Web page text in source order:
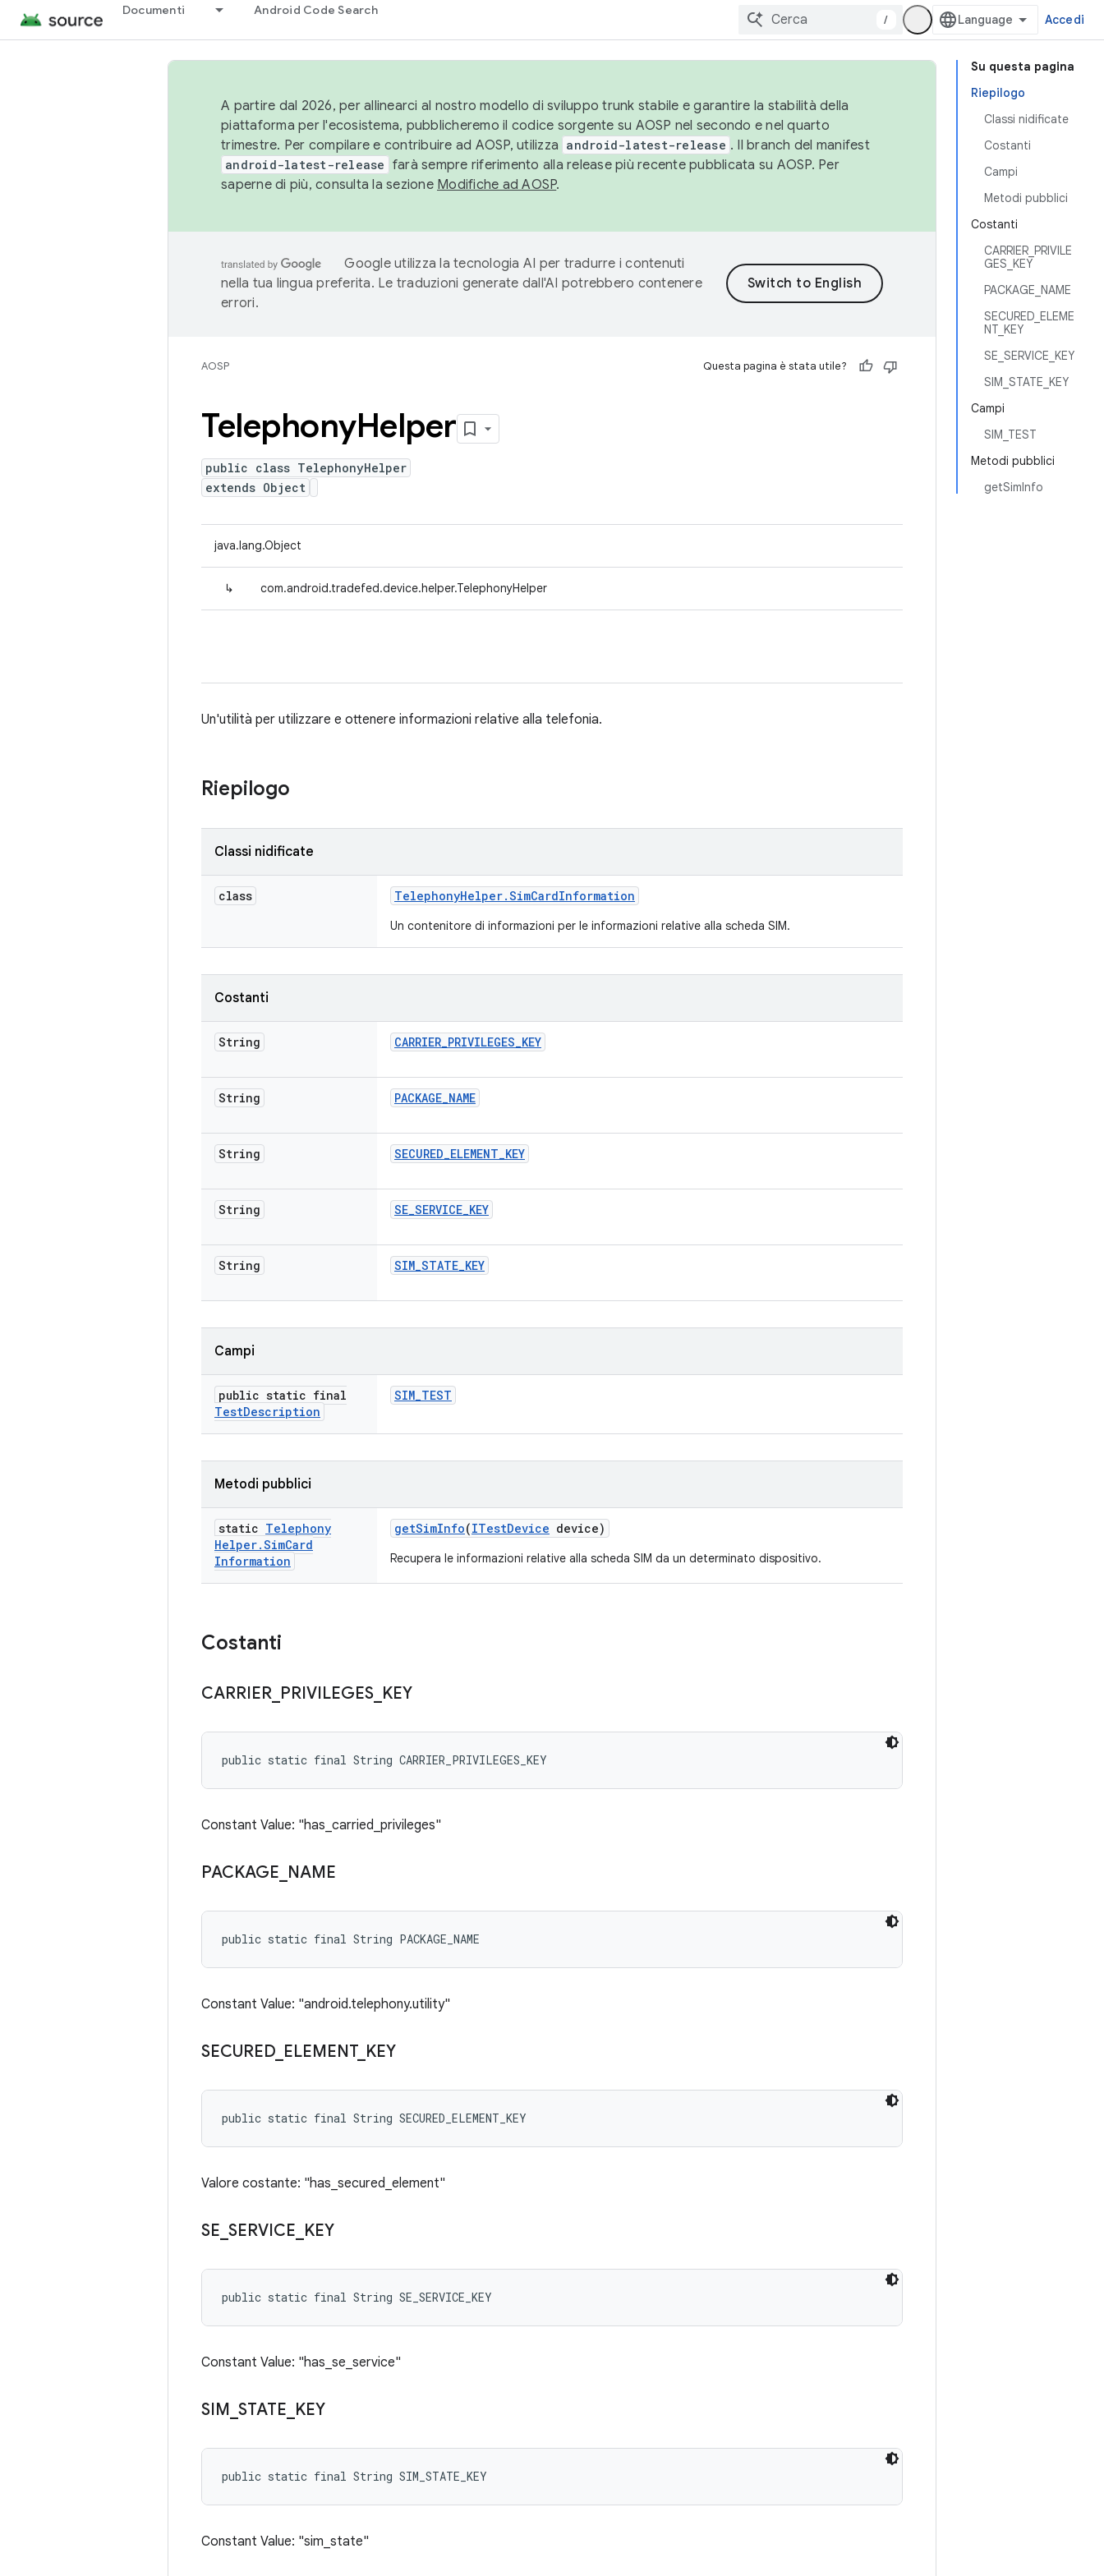
Documenti Android Code Search
/ Accedi
Su questa pagina
Riepilogo
Classi nidificate
Costanti
Campi
Metodi pubblici
Costanti
CARRIER_PRIVILE
GES_KEY
PACKAGE_NAME
SECURED_ELEME
NT_KEY
SE_SERVICE_KEY
SIM_STATE_KEY
Campi
SIM_TEST
Metodi pubblici
getSimInfo
A partire dal 2026, per allinearci al nostro modello di sviluppo trunk stabile e garantire la stabilità della
piattaforma per l'ecosistema, pubblicheremo il codice sorgente su AOSP nel secondo e nel quarto
trimestre. Per compilare e contribuire ad AOSP, utilizza android-latest-release . Il branch del manifest
android-latest-release farà sempre riferimento alla release più recente pubblicata su AOSP. Per
saperne di più, consulta la sezione Modifiche ad AOSP.
Google utilizza la tecnologia AI per tradurre i contenuti
nella tua lingua preferita. Le traduzioni generate dall'AI potrebbero contenere
errori.
AOSP Questa pagina è stata utile?
TelephonyHelper
public class TelephonyHelper
extends Object
java.lang.Object
↳ com.android.tradefed.device.helper.TelephonyHelper
Un'utilità per utilizzare e ottenere informazioni relative alla telefonia.
Riepilogo
Classi nidificate
class TelephonyHelper.SimCardInformation
Un contenitore di informazioni per le informazioni relative alla scheda SIM.
Costanti
String CARRIER_PRIVILEGES_KEY
String PACKAGE_NAME
String SECURED_ELEMENT_KEY
String SE_SERVICE_KEY
String SIM_STATE_KEY
Campi
public static final
TestDescription
SIM_TEST
Metodi pubblici
static Telephony
Helper.SimCard
Information
getSimInfo(ITestDevice device)
Recupera le informazioni relative alla scheda SIM da un determinato dispositivo.
Costanti
CARRIER PRIVILEGES KEY
public static final String CARRIER_PRIVILEGES_KEY
Constant Value: "has_carried_privileges"
PACKAGE NAME
public static final String PACKAGE_NAME
Constant Value: "android.telephony.utility"
SECURED ELEMENT_ KEY
public static final String SECURED_ELEMENT_KEY
Valore costante: "has_secured_element"
SE SERVICE KEY
public static final String SE_SERVICE_KEY
Constant Value: "has_se_service"
SIM STATE KEY
public static final String SIM_STATE_KEY
Constant Value: "sim_state"